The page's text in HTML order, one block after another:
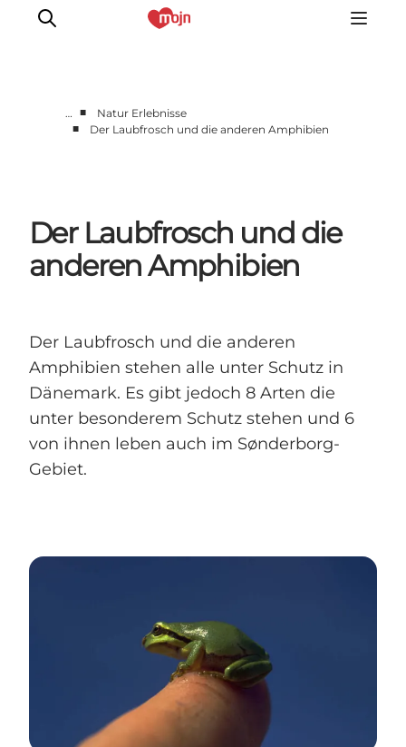
Übernachtung
Veranstaltungen
Information
… ■
Natur Erlebnisse
■
Der Laubfrosch und die anderen Amphibien
Der Laubfrosch und die
anderen Amphibien
Der Laubfrosch und die anderen
Amphibien stehen alle unter Schutz in
Dänemark. Es gibt jedoch 8 Arten die
unter besonderem Schutz stehen und 6
von ihnen leben auch im Sønderborg-
Gebiet.